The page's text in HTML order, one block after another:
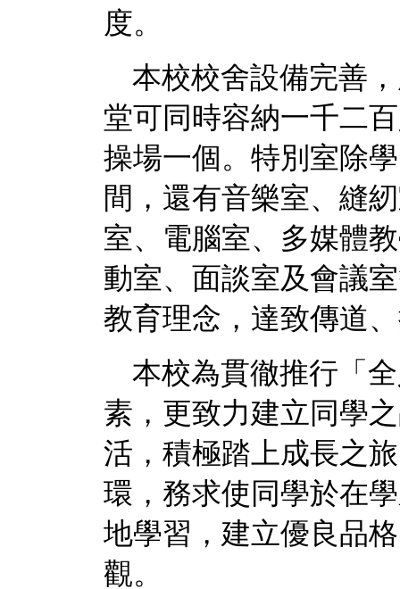
度。
本校校舍設備完善
堂可同時容納一千二
操場一個。特別室除
間，還有音樂室、縫
室、電腦室、多媒體
動室、面談室及會議
教育理念，達致傳道
本校為貫徹推行「
素，更致力建立同學
活，積極踏上成長之
環，務求使同學於在
地學習，建立優良品
觀。